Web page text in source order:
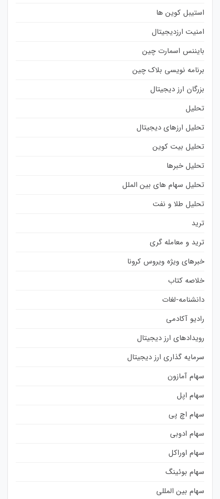
استیبل کوین ها
امنیت ارزدیجیتال
بایننس اسمارت چین
برنامه نویسی بلاک چین
بزرگان ارز دیجیتال
تحلیل
تحلیل ارزهای دیجیتال
تحلیل بیت کوین
تحلیل خبرها
تحلیل سهام های بین الملل
تحلیل طلا و نفت
ترید
ترید و معامله گری
خبرهای ویژه ویروس کرونا
خلاصه کتاب
دانشنامه-لغات
رادیو آکادمی
رویدادهای ارز دیجیتال
سرمایه گذاری ارز دیجیتال
سهام آمازون
سهام اپل
سهام اچ پی
سهام ادوبی
سهام اوراکل
سهام بوئینگ
سهام بین المللی